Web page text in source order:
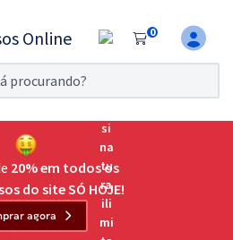
0
por 7 dias!
para o Exame da
20% em todos os
do site SÓ HOJE!
agora